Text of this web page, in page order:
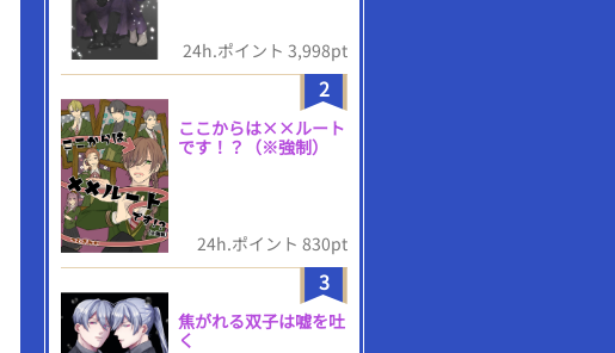
24h.ポイント 3,998pt
2
ここからは××ルート
です！？（※強制）
24h.ポイント 830pt
3
焦がれる双子は嘘を吐
く